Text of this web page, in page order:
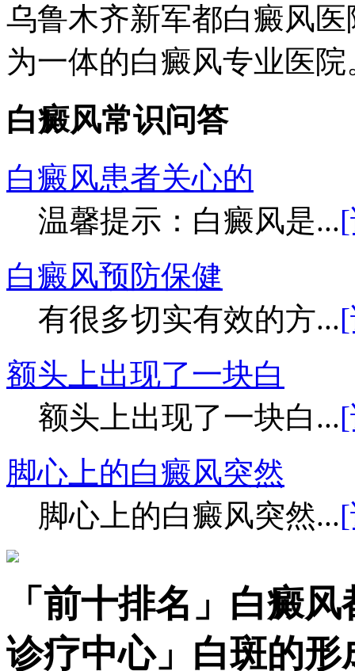
乌鲁木齐新军都白癜风
为一体的白癜风专业医
白癜风常识问答
白癜风患者关心的
温馨提示：白癜风是...
白癜风预防保健
有很多切实有效的方...
额头上出现了一块白
额头上出现了一块白...
脚心上的白癜风突然
脚心上的白癜风突然...
「前十排名」白癜
诊疗中心」白斑的形